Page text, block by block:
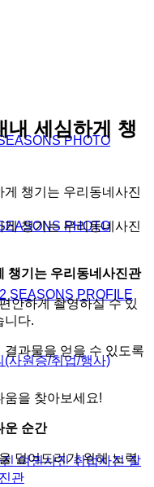
PHOTO
PHOTO
SEASONS PROFILE
(사원증/취업/행사)
여권사진 취업사진 잘
관
내 세심하게 챙
챙기는 우리동네사진관
안하게 촬영하실 수 있
니다.
과물을 얻을 수 있도록
움을 찾아보세요!
운 순간
덜어드리기 위해 노력